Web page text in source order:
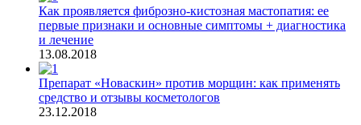
Как проявляется фиброзно-кистозная мастопатия: ее
первые признаки и основные симптомы + диагностика
и лечение
13.08.2018
Препарат «Новаскин» против морщин: как применять
средство и отзывы косметологов
23.12.2018